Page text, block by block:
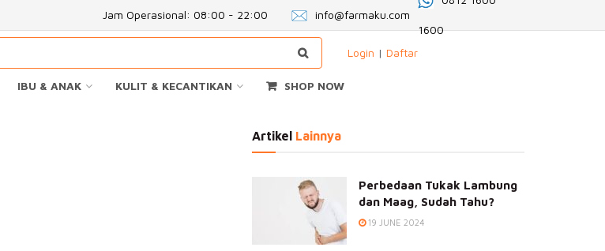
Jam Operasional: 08:00 - 22:00 info@farmaku.com
1600
Login | Daftar
IBU & ANAK KULIT & KECANTIKAN SHOP NOW
Artikel Lainnya
Perbedaan Tukak Lambung
dan Maag, Sudah Tahu?
19 JUNE 2024